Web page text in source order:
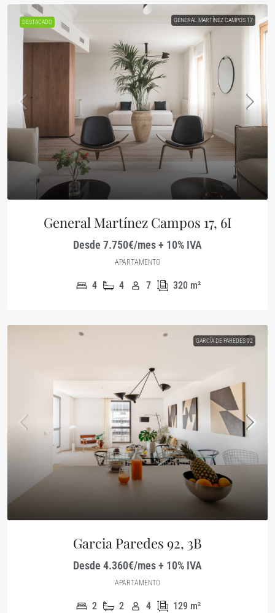
DESTACADO GENERAL MARTÍNEZ CAMPOS 17
General Martínez Campos 17, 6I
Desde 7.750€/mes + 10% IVA
APARTAMENTO
4 4 7 320 m²
GARCÍA DE PAREDES 92
Garcia Paredes 92, 3B
Desde 4.360€/mes + 10% IVA
APARTAMENTO
2 2 4 129 m²